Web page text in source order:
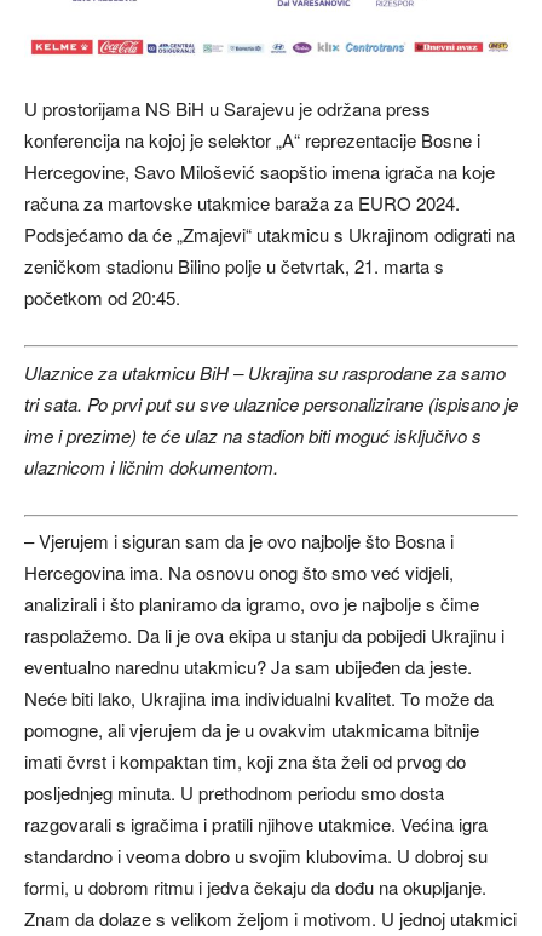
U prostorijama NS BiH u Sarajevu je održana press
konferencija na kojoj je selektor „A“ reprezentacije Bosne i
Hercegovine, Savo Milošević saopštio imena igrača na koje
računa za martovske utakmice baraža za EURO 2024.
Podsjećamo da će „Zmajevi“ utakmicu s Ukrajinom odigrati na
zeničkom stadionu Bilino polje u četvrtak, 21. marta s
početkom od 20:45.
Ulaznice za utakmicu BiH – Ukrajina su rasprodane za samo
tri sata. Po prvi put su sve ulaznice personalizirane (ispisano je
ime i prezime) te će ulaz na stadion biti moguć isključivo s
ulaznicom i ličnim dokumentom.
– Vjerujem i siguran sam da je ovo najbolje što Bosna i
Hercegovina ima. Na osnovu onog što smo već vidjeli,
analizirali i što planiramo da igramo, ovo je najbolje s čime
raspolažemo. Da li je ova ekipa u stanju da pobijedi Ukrajinu i
eventualno narednu utakmicu? Ja sam ubijeđen da jeste.
Neće biti lako, Ukrajina ima individualni kvalitet. To može da
pomogne, ali vjerujem da je u ovakvim utakmicama bitnije
imati čvrst i kompaktan tim, koji zna šta želi od prvog do
posljednjeg minuta. U prethodnom periodu smo dosta
razgovarali s igračima i pratili njihove utakmice. Većina igra
standardno i veoma dobro u svojim klubovima. U dobroj su
formi, u dobrom ritmu i jedva čekaju da dođu na okupljanje.
Znam da dolaze s velikom željom i motivom. U jednoj utakmici